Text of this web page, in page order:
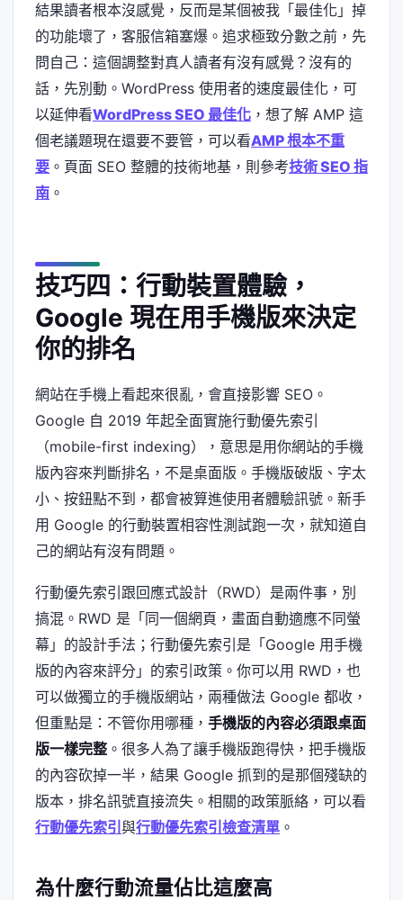
結果讀者根本沒感覺，反而是某個被我「最佳化」掉
的功能壞了，客服信箱塞爆。追求極致分數之前，先
問自己：這個調整對真人讀者有沒有感覺？沒有的
話，先別動。WordPress 使用者的速度最佳化，可
以延伸看WordPress SEO 最佳化 ，想了解 AMP 這
個老議題現在還要不要管，可以看AMP 根本不重
要 。頁面 SEO 整體的技術地基，則參考技術 SEO 指
南 。
技巧四：行動裝置體驗，
Google 現在用手機版來決定
你的排名
網站在手機上看起來很亂，會直接影響 SEO。
Google 自 2019 年起全面實施行動優先索引
（mobile-first indexing），意思是用你網站的手機
版內容來判斷排名，不是桌面版。手機版破版、字太
小、按鈕點不到，都會被算進使用者體驗訊號。新手
用 Google 的行動裝置相容性測試跑一次，就知道自
己的網站有沒有問題。
行動優先索引跟回應式設計（RWD）是兩件事，別
搞混。RWD 是「同一個網頁，畫面自動適應不同螢
幕」的設計手法；行動優先索引是「Google 用手機
版的內容來評分」的索引政策。你可以用 RWD，也
可以做獨立的手機版網站，兩種做法 Google 都收，
但重點是：不管你用哪種， 手機版的內容必須跟桌面
版一樣完整 。很多人為了讓手機版跑得快，把手機版
的內容砍掉一半，結果 Google 抓到的是那個殘缺的
版本，排名訊號直接流失。相關的政策脈絡，可以看
行動優先索引 與行動優先索引檢查清單 。
為什麼行動流量佔比這麼高